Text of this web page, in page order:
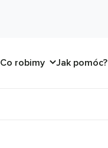
Co robimy Jak pomóc?